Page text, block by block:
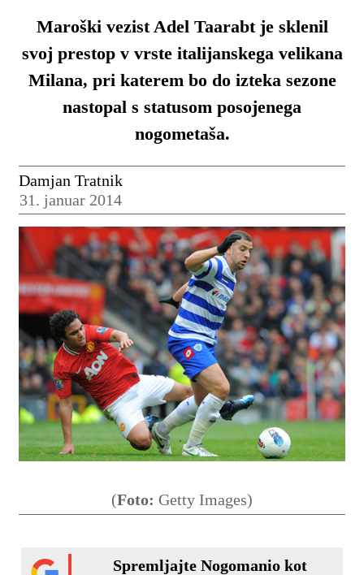
Maroški vezist Adel Taarabt je sklenil
svoj prestop v vrste italijanskega velikana
Milana, pri katerem bo do izteka sezone
nastopal s statusom posojenega
nogometaša.
Damjan Tratnik
31. januar 2014
(Foto: Getty Images)
Spremljajte Nogomanio kot